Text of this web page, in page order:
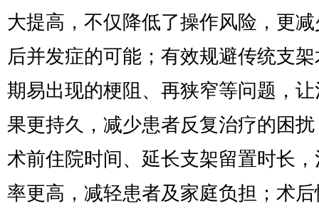
大提高，不仅降低了操作风险，更
后并发症的可能；有效规避传统支
期易出现的梗阻、再狭窄等问题，
果更持久，减少患者反复治疗的困
术前住院时间、延长支架留置时长
率更高，减轻患者及家庭负担；术